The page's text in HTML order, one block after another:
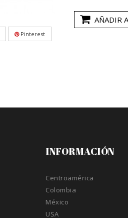
Pinterest
AÑADIR
INFORMACIÓN
Centroamérica
Colombia
México
USA